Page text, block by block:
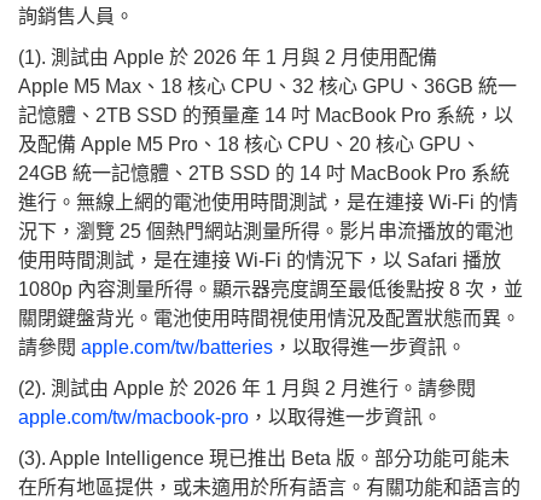
詢銷售人員。
(1). 測試由 Apple 於 2026 年 1 月與 2 月使用配備
Apple M5 Max、18 核心 CPU、32 核心 GPU、36GB 統一
記憶體、2TB SSD 的預量產 14 吋 MacBook Pro 系統，以
及配備 Apple M5 Pro、18 核心 CPU、20 核心 GPU、
24GB 統一記憶體、2TB SSD 的 14 吋 MacBook Pro 系統
進行。無線上網的電池使用時間測試，是在連接 Wi-Fi 的情
況下，瀏覽 25 個熱門網站測量所得。影片串流播放的電池
使用時間測試，是在連接 Wi-Fi 的情況下，以 Safari 播放
1080p 內容測量所得。顯示器亮度調至最低後點按 8 次，並
關閉鍵盤背光。電池使用時間視使用情況及配置狀態而異。
請參閱 apple.com/tw/batteries ，以取得進一步資訊。
(2). 測試由 Apple 於 2026 年 1 月與 2 月進行。請參閱
apple.com/tw/macbook-pro ，以取得進一步資訊。
(3). Apple Intelligence 現已推出 Beta 版。部分功能可能未
在所有地區提供，或未適用於所有語言。有關功能和語言的